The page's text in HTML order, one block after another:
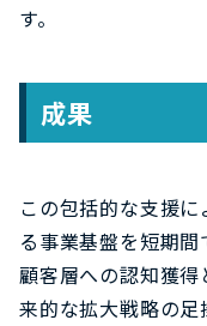
す。
成果
この包括的な支援
る事業基盤を短期
顧客層への認知獲
来的な拡大戦略の足